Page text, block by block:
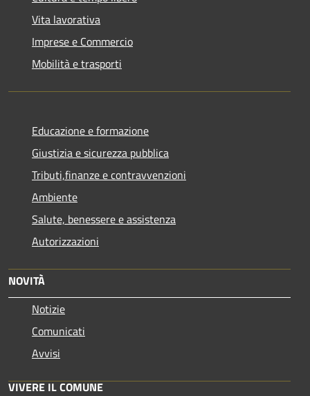
Vita lavorativa
Imprese e Commercio
Mobilità e trasporti
Educazione e formazione
Giustizia e sicurezza pubblica
Tributi,finanze e contravvenzioni
Ambiente
Salute, benessere e assistenza
Autorizzazioni
NOVITÀ
Notizie
Comunicati
Avvisi
VIVERE IL COMUNE